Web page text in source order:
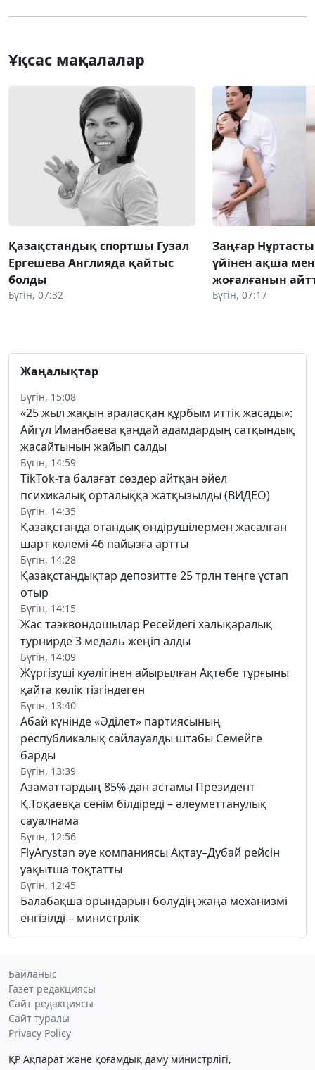
Ұқсас мақалалар
Қазақстандық спортшы Гузал
Ергешева Англияда қайтыс
болды
Бүгін, 07:32
Заңғар
үйінен ақша
жоғалғанын
Бүгін, 07:17
Жаңалықтар
Бүгін, 15:08
«25 жыл жақын араласқан құрбым иттік жасады»:
Айгүл Иманбаева қандай адамдардың сатқындық
жасайтынын жайып салды
Бүгін, 14:59
TikTok-та балағат сөздер айтқан әйел
психикалық орталыққа жатқызылды (ВИДЕО)
Бүгін, 14:35
Қазақстанда отандық өндірушілермен жасалған
шарт көлемі 46 пайызға артты
Бүгін, 14:28
Қазақстандықтар депозитте 25 трлн теңге ұстап
отыр
Бүгін, 14:15
Жас таэквондошылар Ресейдегі халықаралық
турнирде 3 медаль жеңіп алды
Бүгін, 14:09
Жүргізуші куәлігінен айырылған Ақтөбе тұрғыны
қайта көлік тізгіндеген
Бүгін, 13:40
Абай күнінде «Әділет» партиясының
республикалық сайлауалды штабы Семейге
барды
Бүгін, 13:39
Азаматтардың 85%-дан астамы Президент
Қ.Тоқаевқа сенім білдіреді – әлеуметтанулық
сауалнама
Бүгін, 12:56
FlyArystan әуе компаниясы Ақтау–Дубай рейсін
уақытша тоқтатты
Бүгін, 12:45
Балабақша орындарын бөлудің жаңа механизмі
енгізілді – министрлік
Байланыс
Газет редакциясы
Сайт редакциясы
Сайт туралы
Privacy Policy
ҚР Ақпарат және қоғамдық даму министрлігі,